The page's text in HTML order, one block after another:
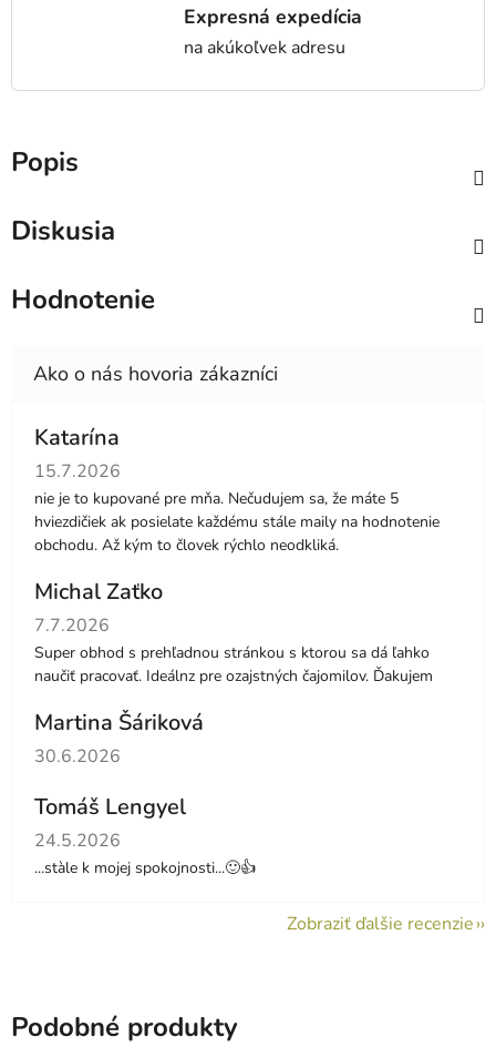
Expresná expedícia
na akúkoľvek adresu
Popis
Diskusia
Hodnotenie
Katarína
Hodnotenie obchodu je 5 z 5 hviezdičiek.
15.7.2026
nie je to kupované pre mňa. Nečudujem sa, že máte 5
hviezdičiek ak posielate každému stále maily na hodnotenie
obchodu. Až kým to človek rýchlo neodkliká.
Michal Zaťko
Hodnotenie obchodu je 5 z 5 hviezdičiek.
7.7.2026
Super obhod s prehľadnou stránkou s ktorou sa dá ľahko
naučiť pracovať. Ideálnz pre ozajstných čajomilov. Ďakujem
Martina Šáriková
Hodnotenie obchodu je 5 z 5 hviezdičiek.
30.6.2026
Tomáš Lengyel
Hodnotenie obchodu je 5 z 5 hviezdičiek.
24.5.2026
...stàle k mojej spokojnosti...🙂👍
Zobraziť ďalšie recenzie
Podobné produkty